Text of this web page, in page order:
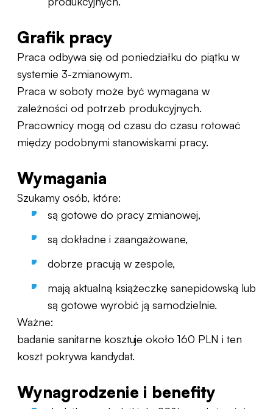
Grafik pracy
Praca odbywa się od poniedziałku do piątku w
systemie 3-zmianowym.
Praca w soboty może być wymagana w
zależności od potrzeb produkcyjnych.
Pracownicy mogą od czasu do czasu rotować
między podobnymi stanowiskami pracy.
Wymagania
Szukamy osób, które:
są gotowe do pracy zmianowej,
są dokładne i zaangażowane,
dobrze pracują w zespole,
mają aktualną książeczkę sanepidowską lub
są gotowe wyrobić ją samodzielnie.
Ważne:
badanie sanitarne kosztuje około 160 PLN i ten
koszt pokrywa kandydat.
Wynagrodzenie i benefity